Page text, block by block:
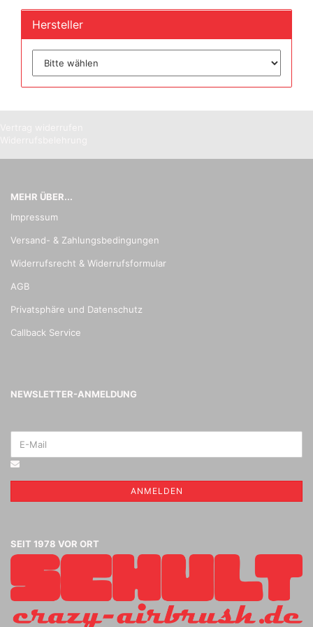
Hersteller
MEHR ÜBER...
Impressum
Versand- & Zahlungsbedingungen
Widerrufsrecht & Widerrufsformular
AGB
Privatsphäre und Datenschutz
Callback Service
NEWSLETTER-ANMELDUNG
ANMELDEN
SEIT 1978 VOR ORT